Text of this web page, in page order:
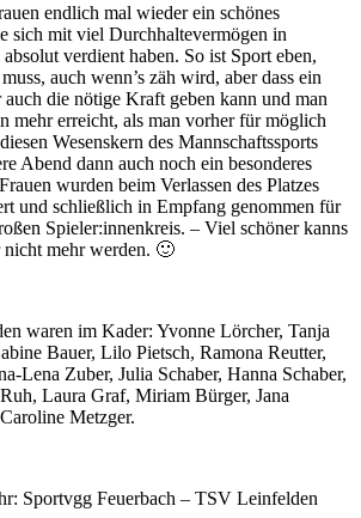
endlich mal wieder ein schönes
sich mit viel Durchhaltevermögen in
verdient haben. So ist Sport eben,
auch wenn’s zäh wird, aber dass ein
die nötige Kraft geben kann und man
mehr erreicht, als man vorher für möglich
Wesenskern des Mannschaftssports
Abend dann auch noch ein besonderes
wurden beim Verlassen des Platzes
und schließlich in Empfang genommen für
Spieler:innenkreis. – Viel schöner kanns
mehr werden. 🙂
waren im Kader: Yvonne Lörcher, Tanja
Bauer, Lilo Pietsch, Ramona Reutter,
Lena Zuber, Julia Schaber, Hanna Schaber,
Laura Graf, Miriam Bürger, Jana
Metzger.
Sportvgg Feuerbach – TSV Leinfelden